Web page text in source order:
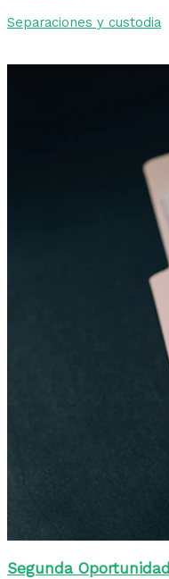
Separaciones y custodia
Segunda Oportunidad